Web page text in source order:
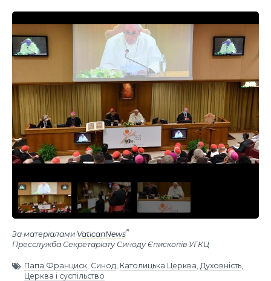
За матеріалами VaticanNews
Пресслужба Секретаріату Синоду Єпископів УГКЦ
Папа Франциск Синод Католицька Церква Духовність
Церква і суспільство